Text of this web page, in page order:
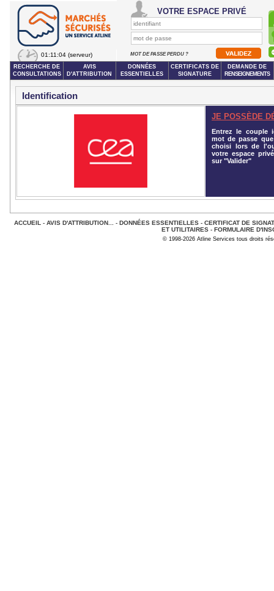
01:11:04 (serveur)
VOTRE ESPACE PRIVÉ
MOT DE PASSE PERDU ?
RECHERCHE DE
CONSULTATIONS
AVIS
D'ATTRIBUTION
DONNÉES
ESSENTIELLES
CERTIFICATS DE
SIGNATURE
DEMANDE DE
RENSEIGNEMENTS
Identification
JE POSSÈDE
Entrez le couple
mot de passe
choisi lors de
votre espace
sur "Valider"
ACCUEIL - AVIS D'ATTRIBUTION... - DONNÉES ESSENTIELLES- CERTIFICAT DE
ET UTILITAIRES - FORMULAIRE
© 1998-2026 Atline Services tous droits